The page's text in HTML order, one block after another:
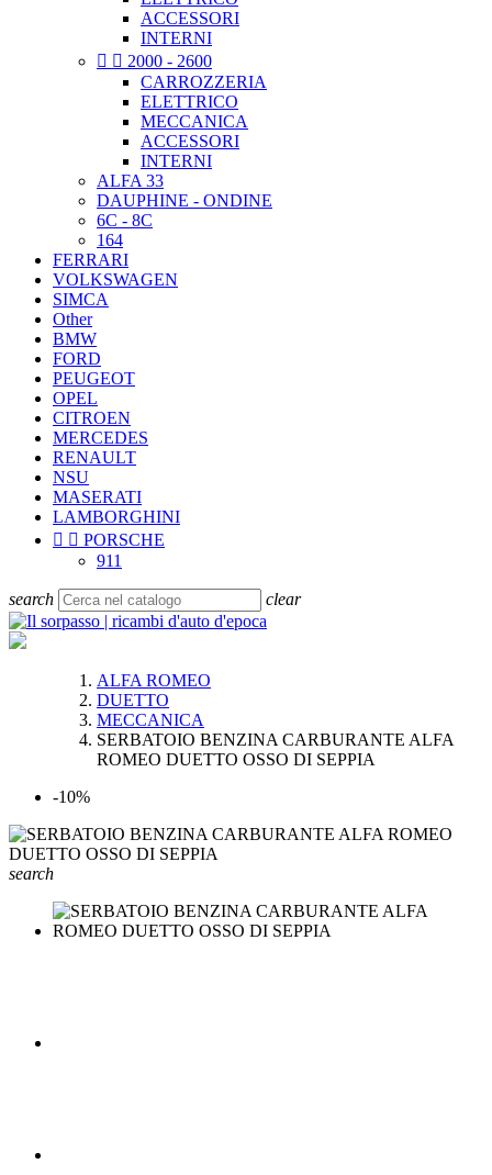
ACCESSORI
INTERNI
  2000 - 2600
CARROZZERIA
ELETTRICO
MECCANICA
ACCESSORI
INTERNI
ALFA 33
DAUPHINE - ONDINE
6C - 8C
164
FERRARI
VOLKSWAGEN
SIMCA
Other
BMW
FORD
PEUGEOT
OPEL
CITROEN
MERCEDES
RENAULT
NSU
MASERATI
LAMBORGHINI
  PORSCHE
911
search clear
ALFA ROMEO
DUETTO
MECCANICA
SERBATOIO BENZINA CARBURANTE ALFA
ROMEO DUETTO OSSO DI SEPPIA
-10%
search